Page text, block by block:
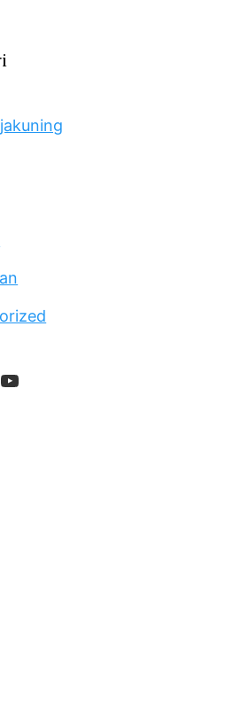
YouTube